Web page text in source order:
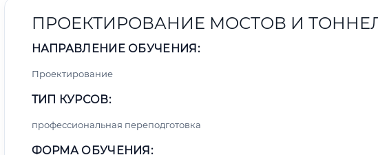
ПРОЕКТИРОВАНИЕ МОСТОВ И
НАПРАВЛЕНИЕ ОБУЧЕНИЯ:
Проектирование
ТИП КУРСОВ:
профессиональная переподготовка
ФОРМА ОБУЧЕНИЯ: